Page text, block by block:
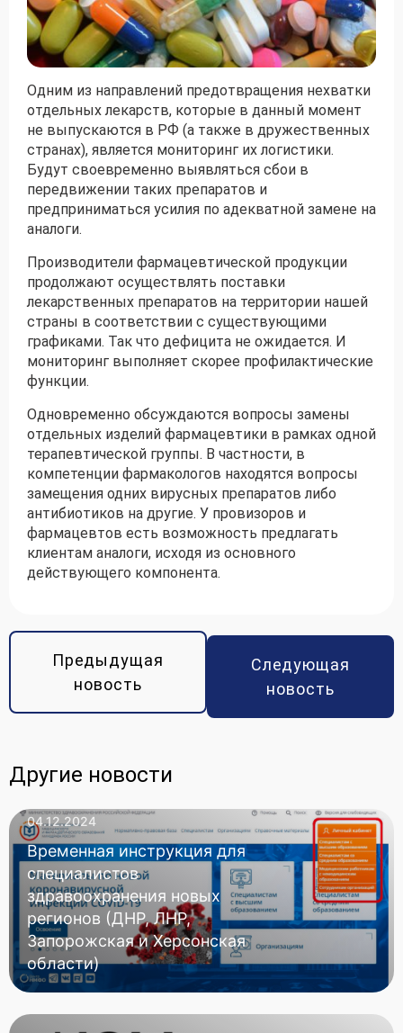
Одним из направлений предотвращения нехватки
отдельных лекарств, которые в данный момент
не выпускаются в РФ (а также в дружественных
странах), является мониторинг их логистики.
Будут своевременно выявляться сбои в
передвижении таких препаратов и
предприниматься усилия по адекватной замене на
аналоги.
Производители фармацевтической продукции
продолжают осуществлять поставки
лекарственных препаратов на территории нашей
страны в соответствии с существующими
графиками. Так что дефицита не ожидается. И
мониторинг выполняет скорее профилактические
функции.
Одновременно обсуждаются вопросы замены
отдельных изделий фармацевтики в рамках одной
терапевтической группы. В частности, в
компетенции фармакологов находятся вопросы
замещения одних вирусных препаратов либо
антибиотиков на другие. У провизоров и
фармацевтов есть возможность предлагать
клиентам аналоги, исходя из основного
действующего компонента.
Предыдущая
новость
Следующая
новость
Другие новости
04.12.2024
Временная инструкция для
специалистов
здравоохранения новых
регионов (ДНР, ЛНР,
Запорожская и Херсонская
области)
Приложите документы
Получить консультацию
Даю согласие наобработку персональных
данных
Приложите документы
Даю согласие наобработку персональных
данныхиe-mail рассылку
Получить консультацию
Даю согласие наобработку персональных
данныхиe-mail рассылку